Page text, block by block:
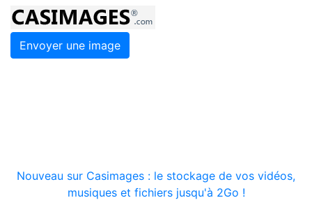
Envoyer une image
Nouveau sur Casimages : le stockage de vos vidéos,
musiques et fichiers jusqu'à 2Go !